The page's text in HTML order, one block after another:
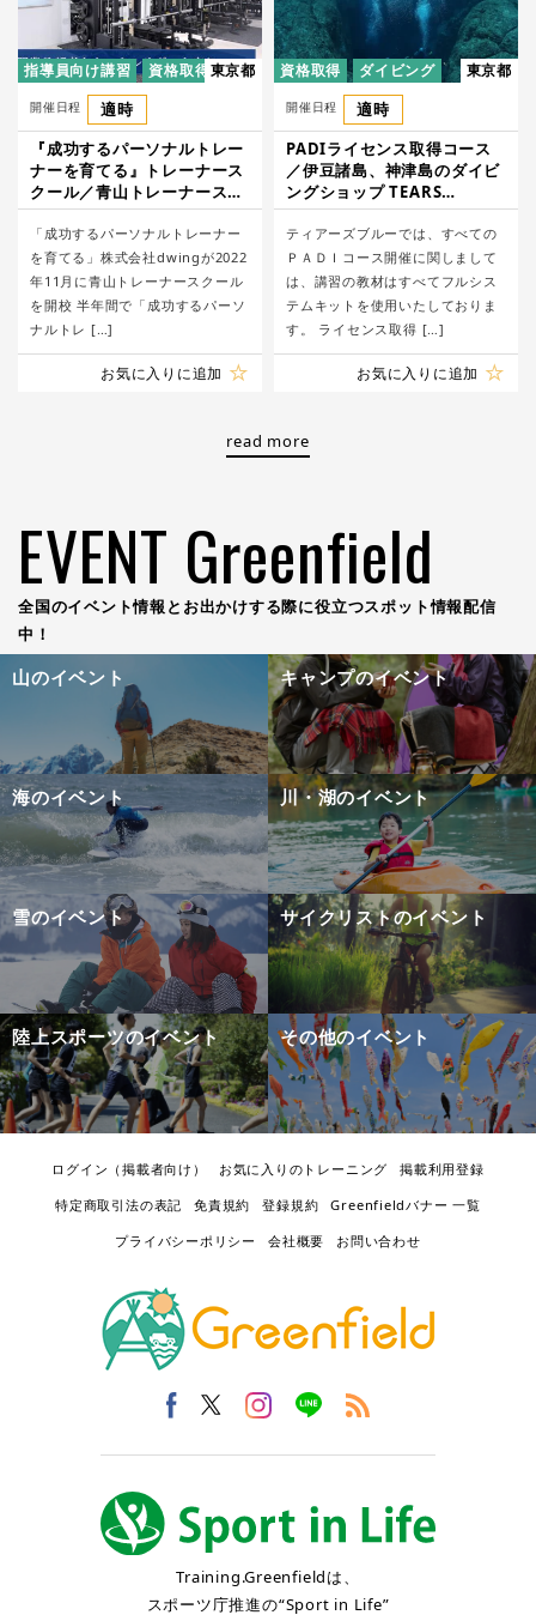
指導員向け講習 資格取得 東京都
開催日程
適時
『成功するパーソナルトレー
ナーを育てる』トレーナース
クール／青山トレーナースク
ール
「成功するパーソナルトレーナー
を育てる」株式会社dwingが2022
年11月に青山トレーナースクール
を開校 半年間で「成功するパーソ
ナルトレ […]
お気に入りに追加
資格取得 ダイビング 東京都
開催日程
適時
PADIライセンス取得コース
／伊豆諸島、神津島のダイビ
ングショップ TEARS
BLUE DIVING
ティアーズブルーでは、すべての
ＰＡＤＩコース開催に関しまして
は、講習の教材はすべてフルシス
テムキットを使用いたしておりま
す。 ライセンス取得 […]
お気に入りに追加
read more
EVENT Greenfield
全国のイベント情報とお出かけする際に役立つスポット情報配信
中！
山のイベント キャンプのイベント
海のイベント 川・湖のイベント
雪のイベント サイクリストのイベント
陸上スポーツのイベント その他のイベント
ログイン（掲載者向け） お気に入りのトレーニング
掲載利用登録
特定商取引法の表記
免責規約 登録規約
Greenfieldバナー 一覧
プライバシーポリシー
会社概要 お問い合わせ
Training.Greenfieldは、
スポーツ庁推進の“Sport in Life”